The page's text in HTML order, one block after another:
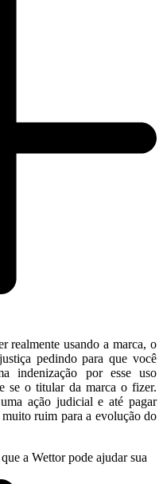
realmente usando a marca, o
pedindo para que você
indenização por esse uso
se o titular da marca o fizer.
ação judicial e até pagar
ruim para a evolução do
a Wettor pode ajudar sua